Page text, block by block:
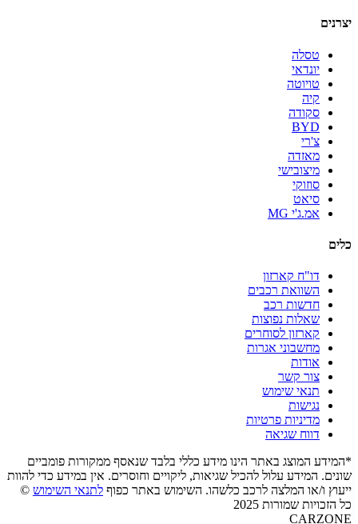
יצרנים
טסלה
יונדאי
טויוטה
קיה
סקודה
BYD
צ'רי
מאזדה
מיצובישי
סוזוקי
סיאט
אמ.ג'י MG
כלים
דו"ח קארזון
השוואת רכבים
חדשות רכב
שאלות נפוצות
קארזון לסוחרים
מחשבוני אגרות
אודות
צור קשר
תנאי שימוש
נגישות
מדיניות פרטיות
דווח שגיאה
*המידע המוצג באתר הינו מידע כללי בלבד שנאסף ממקורות פומביים
שונים. המידע עלול להכיל שגיאות, ליקויים וחוסרים. אין במידע כדי להוות
ייעוץ ו/או המלצה לרכב כלשהו. השימוש באתר כפוף לתנאי השימוש ©
כל הזכויות שמורות 2025
CARZONE